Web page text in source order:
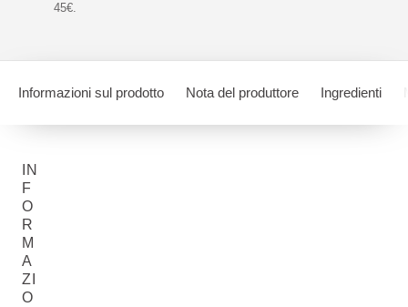
45€.
Informazioni sul prodotto Nota del produttore Ingredienti
IN
F
O
R
M
A
ZI
O